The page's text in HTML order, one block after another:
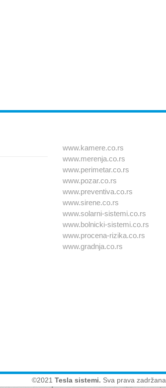
www.kamere.co.rs
www.merenja.co.rs
www.perimetar.co.rs
www.pozar.co.rs
www.preventiva.co.rs
www.sirene.co.rs
www.solarni-sistemi.co.rs
www.bolnicki-sistemi.co.rs
www.procena-rizika.co.rs
www.gradnja.co.rs
©2021 Tesla sistemi. Sva prava zadržana.